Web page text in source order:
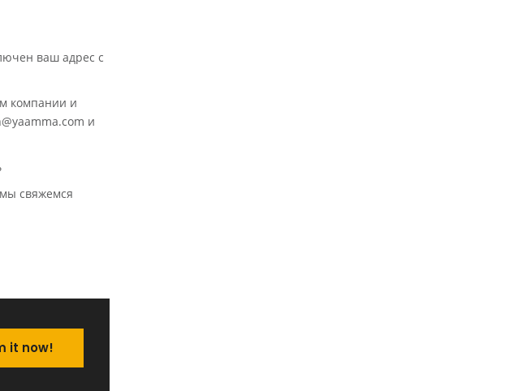
ваш адрес с
компании и
и
свяжемся
it now!